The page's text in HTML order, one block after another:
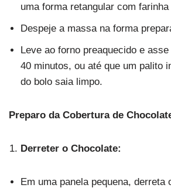
uma forma retangular com
Despeje a massa na forma
Leve ao forno preaquecido e
40 minutos, ou até que um palito
do bolo saia limpo.
Preparo da Cobertura de
Derreter o Chocolate:
Em uma panela pequena, derreta